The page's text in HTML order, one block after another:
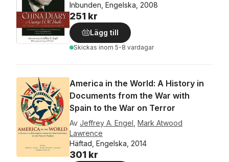
Inbunden, Engelska, 2008
251 kr
Lägg till
Skickas inom 5-8 vardagar
America in the World: A History in
Documents from the War with
Spain to the War on Terror
Av Jeffrey A. Engel Mark Atwood
Lawrence
Häftad, Engelska, 2014
301 kr